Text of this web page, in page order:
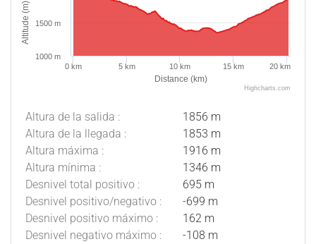
Distance (km)
Altitude (m)
0 km 5 km 10 km 15 km 20 km
1000 m
1500 m
Highcharts.com
Altura de la salida :
1856 m
Altura de la llegada :
1853 m
Altura máxima :
1916 m
Altura mínima :
1346 m
Desnivel total positivo :
695 m
Desnivel positivo/negativo :
-699 m
Desnivel positivo máximo :
162 m
Desnivel negativo máximo :
-108 m